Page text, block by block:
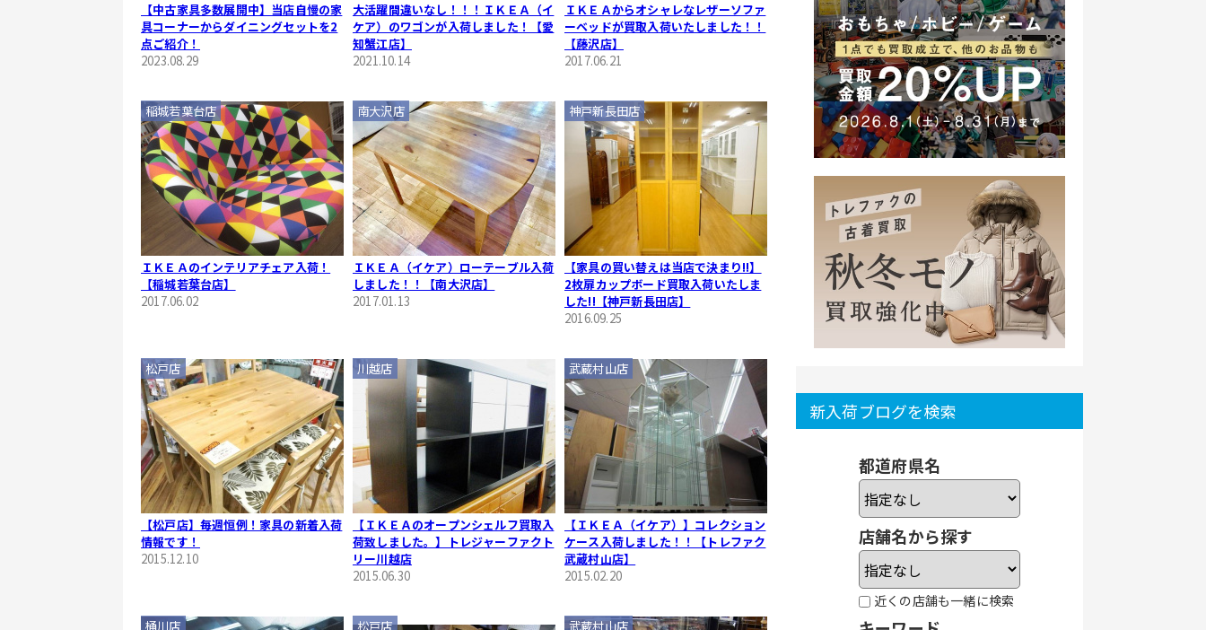
【中古家具多数展開中】当店自慢の家
具コーナーからダイニングセットを2
点ご紹介！
2023.08.29
大活躍間違いなし！！！ＩＫＥＡ（イ
ケア）のワゴンが入荷しました！【愛
知蟹江店】
2021.10.14
ＩＫＥＡからオシャレなレザーソファ
ーベッドが買取入荷いたしました！！
【藤沢店】
2017.06.21
ＩＫＥＡのインテリアチェア入荷！
【稲城若葉台店】
2017.06.02
稲城若葉台店
ＩＫＥＡ（イケア）ローテーブル入荷
しました！！【南大沢店】
2017.01.13
南大沢店
【家具の買い替えは当店で決まり!!】
2枚扉カップボード買取入荷いたしま
した!!【神戸新長田店】
2016.09.25
神戸新長田店
【松戸店】毎週恒例！家具の新着入荷
情報です！
2015.12.10
松戸店
【ＩＫＥＡのオープンシェルフ買取入
荷致しました。】トレジャーファクト
リー川越店
2015.06.30
川越店
【ＩＫＥＡ（イケア）】コレクション
ケース入荷しました！！【トレファク
武蔵村山店】
2015.02.20
武蔵村山店
桶川店 松戸店 武蔵村山店
新入荷ブログを検索
都道府県名
店舗名から探す
近くの店舗も一緒に検索